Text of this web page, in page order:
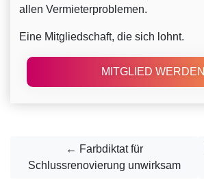
allen Vermieterproblemen.
Eine Mitgliedschaft, die sich lohnt.
MITGLIED WERDEN
← Farbdiktat für
Schlussrenovierung unwirksam